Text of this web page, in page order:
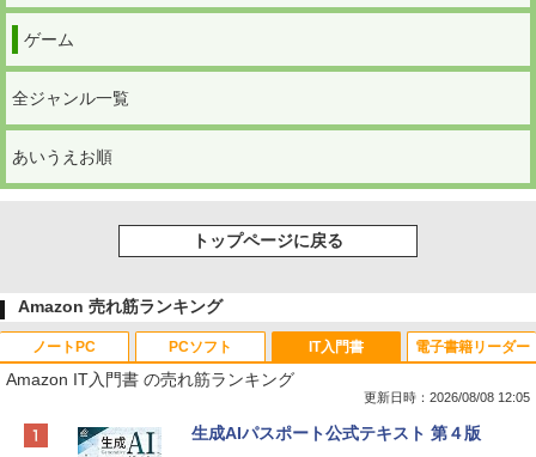
ゲーム
全ジャンル一覧
あいうえお順
トップページに戻る
Amazon 売れ筋ランキング
ノートPC
Apple 2026 MacBook Neo A18 Proチッ
PCソフト
Robloxギフトカード - 800 Robux 【限
IT入門書
Amazon IT入門書 の売れ筋ランキング
更新日時：2026/08/08 12:05
生成AIパスポート公式テキスト 第４版
電子書籍リーダー